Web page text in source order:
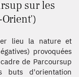
sur les
lieu la nature et
provoquées
de Parcoursup
buts d'orientation